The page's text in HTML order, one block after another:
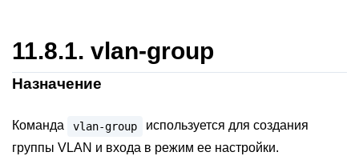
11.8.1. vlan-group
Назначение
Команда vlan-group
используется для создания
группы VLAN и входа в режим ее настройки.